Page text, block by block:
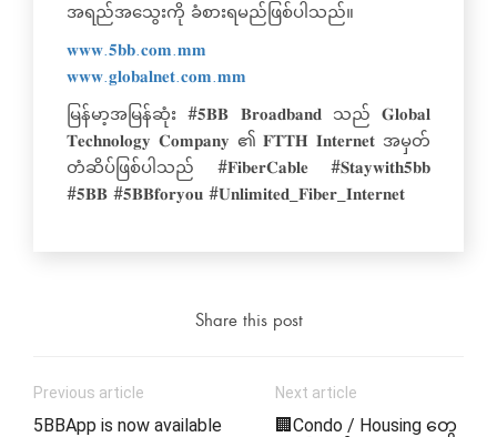
အရည်အသွေးကို ခံစားရမည်ဖြစ်ပါသည်။
𝐰𝐰𝐰.𝟓𝐛𝐛.𝐜𝐨𝐦.𝐦𝐦
𝐰𝐰𝐰.𝐠𝐥𝐨𝐛𝐚𝐥𝐧𝐞𝐭.𝐜𝐨𝐦.𝐦𝐦
မြန်မာ့အမြန်ဆုံး #𝟓𝐁𝐁 𝐁𝐫𝐨𝐚𝐝𝐛𝐚𝐧𝐝 သည် 𝐆𝐥𝐨𝐛𝐚𝐥
𝐓𝐞𝐜𝐡𝐧𝐨𝐥𝐨𝐠𝐲 𝐂𝐨𝐦𝐩𝐚𝐧𝐲 ၏ 𝐅𝐓𝐓𝐇 𝐈𝐧𝐭𝐞𝐫𝐧𝐞𝐭 အမှတ်
တံဆိပ်ဖြစ်ပါသည် #𝐅𝐢𝐛𝐞𝐫𝐂𝐚𝐛𝐥𝐞 #𝐒𝐭𝐚𝐲𝐰𝐢𝐭𝐡𝟓𝐛𝐛
#𝟓𝐁𝐁 #𝟓𝐁𝐁𝐟𝐨𝐫𝐲𝐨𝐮 #𝐔𝐧𝐥𝐢𝐦𝐢𝐭𝐞𝐝_𝐅𝐢𝐛𝐞𝐫_𝐈𝐧𝐭𝐞𝐫𝐧𝐞𝐭
Share this post
Previous article
5BBApp is now available
Next article
🏢Condo / Housing တွေ